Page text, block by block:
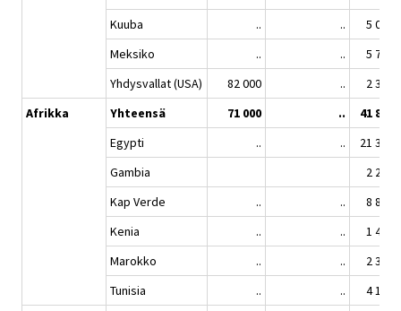
Kuuba
.. ..
5 090
Meksiko
.. ..
5 796
Yhdysvallat (USA)
82 000 ..
2 350
Afrikka
Yhteensä 71 000 ..
41 891
Egypti
.. ..
21 359
Gambia
2 212
Kap Verde
.. ..
8 808
Kenia
.. ..
1 497
Marokko
.. ..
2 365
Tunisia
.. ..
4 102